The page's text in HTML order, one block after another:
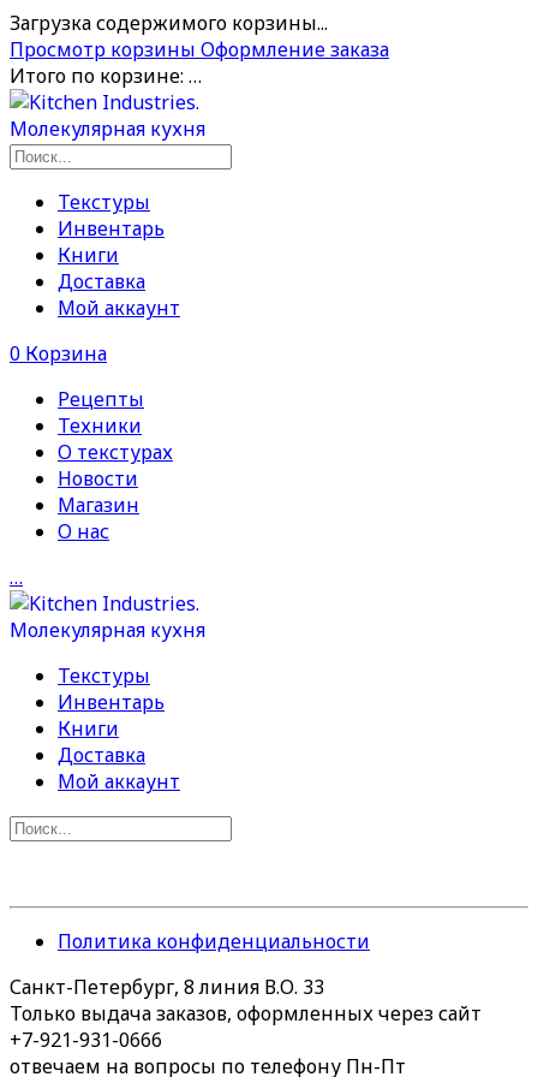
Загрузка содержимого корзины...
Просмотр корзины Оформление заказа
Итого по корзине: …
Текстуры
Инвентарь
Книги
Доставка
Мой аккаунт
0 Корзина
Рецепты
Техники
О текстурах
Новости
Магазин
О нас
…
Текстуры
Инвентарь
Книги
Доставка
Мой аккаунт
Политика конфиденциальности
Санкт-Петербург, 8 линия В.О. 33
Только выдача заказов, оформленных через сайт
+7-921-931-0666
отвечаем на вопросы по телефону Пн-Пт